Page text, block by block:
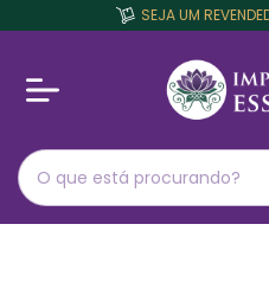
SEJA UM